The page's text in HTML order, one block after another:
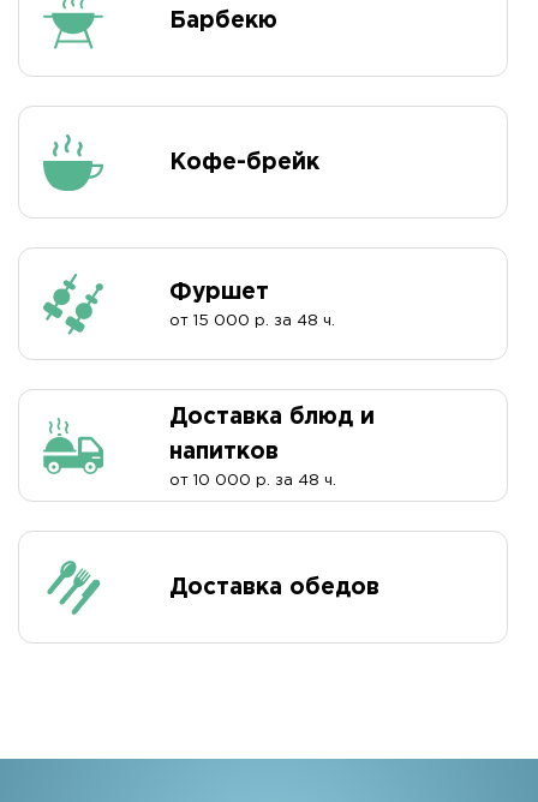
Барбекю
Кофе-брейк
Фуршет
от 15 000 р. за 48 ч.
Доставка блюд и
напитков
от 10 000 р. за 48 ч.
Доставка обедов